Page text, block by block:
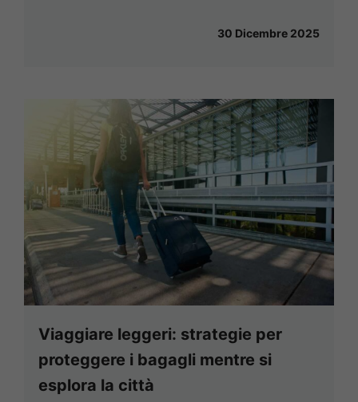
30 Dicembre 2025
Viaggiare leggeri: strategie per
proteggere i bagagli mentre si
esplora la città